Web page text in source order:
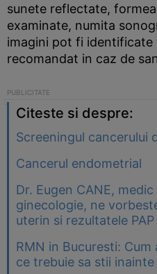
sunete reflectate,
examinate, numita
imagini pot fi
recomandat in caz de
Citeste si despre:
Screeningul cancerului
Cancerul endometrial
Dr. Eugen CANE,
ginecologie, ne
uterin si rezultatele PAP
RMN in Bucuresti:
ce trebuie sa stii